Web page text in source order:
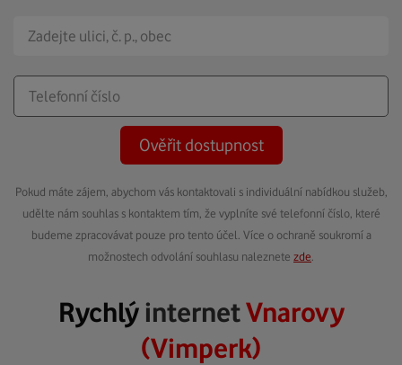
Ověřit dostupnost
Pokud máte zájem, abychom vás kontaktovali s individuální nabídkou služeb,
udělte nám souhlas s kontaktem tím, že vyplníte své telefonní číslo, které
budeme zpracovávat pouze pro tento účel. Více o ochraně soukromí a
možnostech odvolání souhlasu naleznete zde
RychlýinternetVnarovy
(Vimperk)